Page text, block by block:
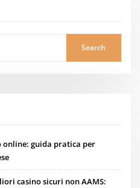
Search
online: guida pratica per
casino sicuri non AAMS: